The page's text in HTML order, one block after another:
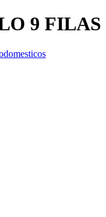
9